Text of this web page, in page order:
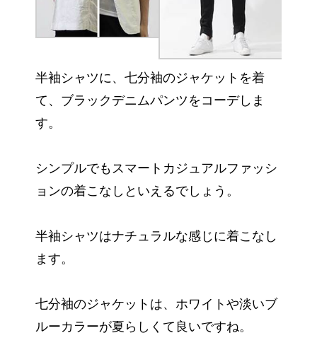
半袖シャツに、七分袖のジャケットを着
て、ブラックデニムパンツをコーデしま
す。
シンプルでもスマートカジュアルファッシ
ョンの着こなしといえるでしょう。
半袖シャツはナチュラルな感じに着こなし
ます。
七分袖のジャケットは、ホワイトや淡いブ
ルーカラーが夏らしくて良いですね。